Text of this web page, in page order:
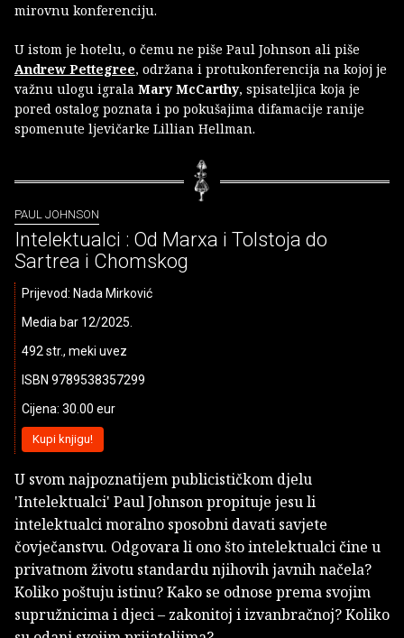
mirovnu konferenciju.
U istom je hotelu, o čemu ne piše Paul Johnson ali piše
Andrew Pettegree, održana i protukonferencija na kojoj je
važnu ulogu igrala Mary McCarthy, spisateljica koja je
pored ostalog poznata i po pokušajima difamacije ranije
spomenute ljevičarke Lillian Hellman.
PAUL JOHNSON
Intelektualci : Od Marxa i Tolstoja do
Sartrea i Chomskog
Prijevod: Nada Mirković
Media bar 12/2025.
492 str., meki uvez
ISBN 9789538357299
Cijena: 30.00 eur
Kupi knjigu!
U svom najpoznatijem publicističkom djelu
'Intelektualci' Paul Johnson propituje jesu li
intelektualci moralno sposobni davati savjete
čovječanstvu. Odgovara li ono što intelektualci čine u
privatnom životu standardu njihovih javnih načela?
Koliko poštuju istinu? Kako se odnose prema svojim
supružnicima i djeci – zakonitoj i izvanbračnoj? Koliko